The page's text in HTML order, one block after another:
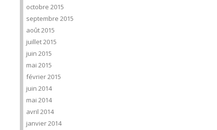
octobre 2015
septembre 2015
août 2015
juillet 2015
juin 2015
mai 2015
février 2015
juin 2014
mai 2014
avril 2014
janvier 2014